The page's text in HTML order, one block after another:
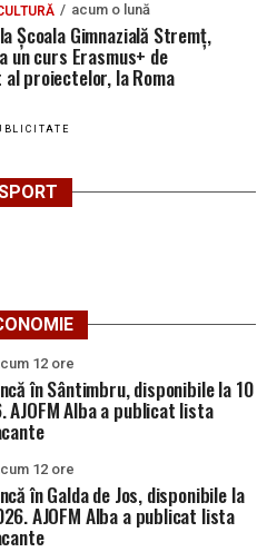
acum o lună
Școala Gimnazială Stremț,
un curs Erasmus+ de
al proiectelor, la Roma
12 ore
în Sântimbru, disponibile la 10
AJOFM Alba a publicat lista
12 ore
în Galda de Jos, disponibile la
AJOFM Alba a publicat lista